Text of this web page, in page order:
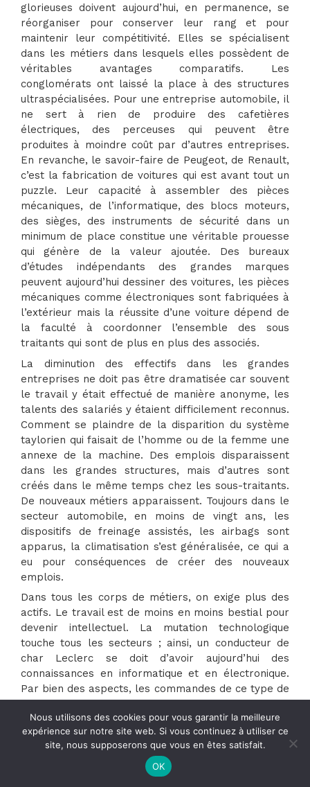
glorieuses doivent aujourd’hui, en permanence, se
réorganiser pour conserver leur rang et pour
maintenir leur compétitivité. Elles se spécialisent
dans les métiers dans lesquels elles possèdent de
véritables avantages comparatifs. Les
conglomérats ont laissé la place à des structures
ultraspécialisées. Pour une entreprise automobile, il
ne sert à rien de produire des cafetières
électriques, des perceuses qui peuvent être
produites à moindre coût par d’autres entreprises.
En revanche, le savoir-faire de Peugeot, de Renault,
c’est la fabrication de voitures qui est avant tout un
puzzle. Leur capacité à assembler des pièces
mécaniques, de l’informatique, des blocs moteurs,
des sièges, des instruments de sécurité dans un
minimum de place constitue une véritable prouesse
qui génère de la valeur ajoutée. Des bureaux
d’études indépendants des grandes marques
peuvent aujourd’hui dessiner des voitures, les pièces
mécaniques comme électroniques sont fabriquées à
l’extérieur mais la réussite d’une voiture dépend de
la faculté à coordonner l’ensemble des sous
traitants qui sont de plus en plus des associés.
La diminution des effectifs dans les grandes
entreprises ne doit pas être dramatisée car souvent
le travail y était effectué de manière anonyme, les
talents des salariés y étaient difficilement reconnus.
Comment se plaindre de la disparition du système
taylorien qui faisait de l’homme ou de la femme une
annexe de la machine. Des emplois disparaissent
dans les grandes structures, mais d’autres sont
créés dans le même temps chez les sous-traitants.
De nouveaux métiers apparaissent. Toujours dans le
secteur automobile, en moins de vingt ans, les
dispositifs de freinage assistés, les airbags sont
apparus, la climatisation s’est généralisée, ce qui a
eu pour conséquences de créer des nouveaux
emplois.
Dans tous les corps de métiers, on exige plus des
actifs. Le travail est de moins en moins bestial pour
devenir intellectuel. La mutation technologique
touche tous les secteurs ; ainsi, un conducteur de
char Leclerc se doit d’avoir aujourd’hui des
connaissances en informatique et en électronique.
Par bien des aspects, les commandes de ce type de
char sont aussi complexes que celles que l’on peut
trouver sur un avion. De même, dans le secteur du
bâtiment, il est fait appel de plus en plus appel à
des techniques sophistiqués pour forer, renforcer,
couler du béton ou pour élever un immeuble. Il n’y a
pas que les star-up qui ont le privilège d’utiliser
Nous utilisons des cookies pour vous garantir la meilleure
expérience sur notre site web. Si vous continuez à utiliser ce
site, nous supposerons que vous en êtes satisfait.
OK